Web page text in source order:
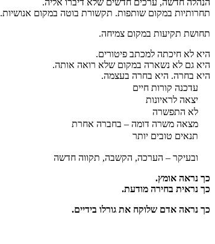
תחרותיות במקום שותפות. תקשורת בוטה במקום אנושיות.
תחושת תקיעות במקום צמיחה.
היא לא חיכתה למכתב פיטורים.
היא גם לא נשארה במקום שלא רואה אותה.
היא בחרה. היא בחרה בעצמה.
עדכנה קורות חיים
יצאה לראיונות
לא התפשרה
מצאה משרה דומה – בחברה אחרת
תנאים טובים יותר
ובעיקר – הערכה, הקשבה, תקווה חדשה
כך נראה אומץ.
כך נראית בחירה מודעת.
כך נראה אדם שלוקח את גורלו בידיים.